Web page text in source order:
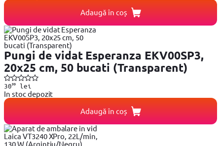
Adaugă în coș
Pungi de vidat Esperanza EKV00SP3,
20x25 cm, 50 bucati (Transparent)
3099lei
In stoc depozit
Adaugă în coș